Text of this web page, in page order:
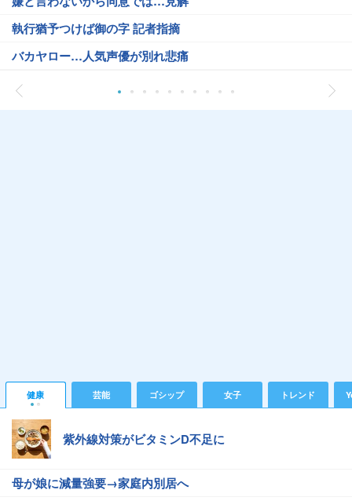
執行猶予つけば御の字 記者指摘
バカヤロー…人気声優が別れ悲痛
健康 芸能 ゴシップ 女子 トレンド
紫外線対策がビタミンD不足に
母が娘に減量強要→家庭内別居へ